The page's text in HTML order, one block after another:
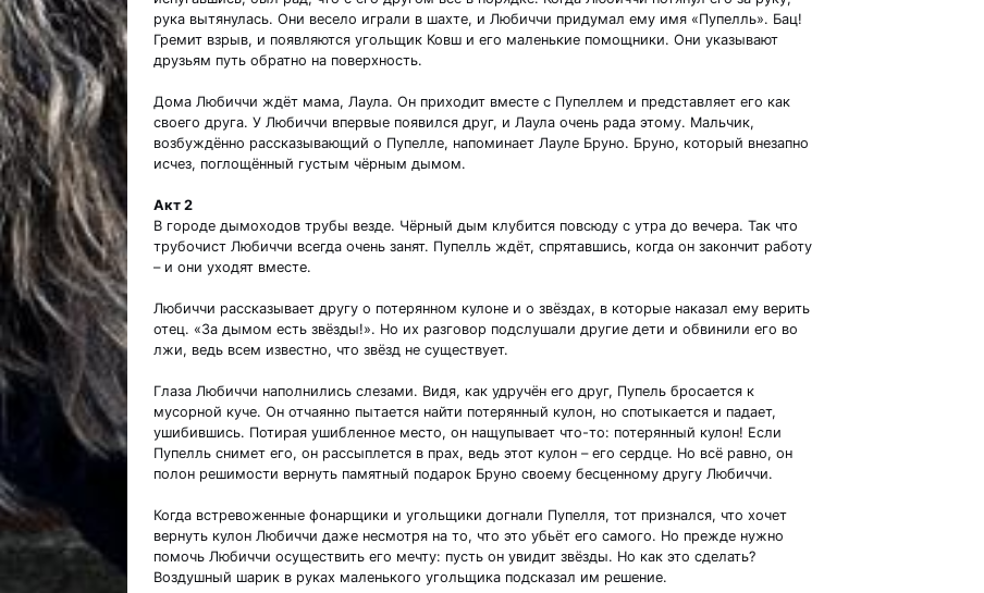
рука вытянулась. Они весело играли в шахте, и Любиччи придумал ему имя «Пупелль». Бац!
Гремит взрыв, и появляются угольщик Ковш и его маленькие помощники. Они указывают
друзьям путь обратно на поверхность.
Дома Любиччи ждёт мама, Лаула. Он приходит вместе с Пупеллем и представляет его как
своего друга. У Любиччи впервые появился друг, и Лаула очень рада этому. Мальчик,
возбуждённо рассказывающий о Пупелле, напоминает Лауле Бруно. Бруно, который внезапно
исчез, поглощённый густым чёрным дымом.
Акт 2
В городе дымоходов трубы везде. Чёрный дым клубится повсюду с утра до вечера. Так что
трубочист Любиччи всегда очень занят. Пупелль ждёт, спрятавшись, когда он закончит работу
– и они уходят вместе.
Любиччи рассказывает другу о потерянном кулоне и о звёздах, в которые наказал ему верить
отец. «За дымом есть звёзды!». Но их разговор подслушали другие дети и обвинили его во
лжи, ведь всем известно, что звёзд не существует.
Глаза Любиччи наполнились слезами. Видя, как удручён его друг, Пупель бросается к
мусорной куче. Он отчаянно пытается найти потерянный кулон, но спотыкается и падает,
ушибившись. Потирая ушибленное место, он нащупывает что-то: потерянный кулон! Если
Пупелль снимет его, он рассыплется в прах, ведь этот кулон – его сердце. Но всё равно, он
полон решимости вернуть памятный подарок Бруно своему бесценному другу Любиччи.
Когда встревоженные фонарщики и угольщики догнали Пупелля, тот признался, что хочет
вернуть кулон Любиччи даже несмотря на то, что это убьёт его самого. Но прежде нужно
помочь Любиччи осуществить его мечту: пусть он увидит звёзды. Но как это сделать?
Воздушный шарик в руках маленького угольщика подсказал им решение.